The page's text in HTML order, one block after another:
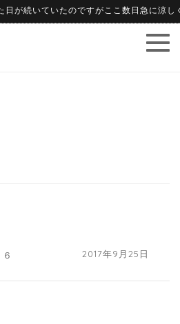
が続いていたのですがここ数日急に涼し
2017年9月25日